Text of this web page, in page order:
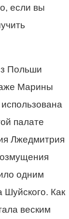
если вы
Польши
Марины
палате
Лжедмитрия
одним
Шуйского. Как
веским